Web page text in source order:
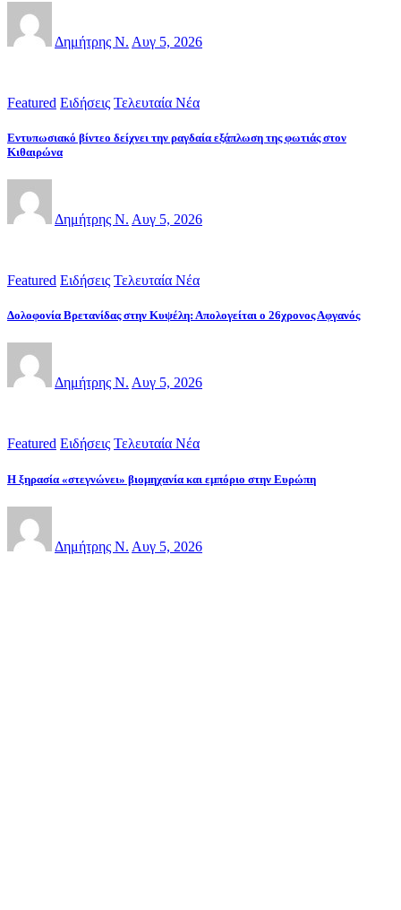
Δημήτρης Ν. Αυγ 5, 2026
Featured Ειδήσεις Τελευταία Νέα
Εντυπωσιακό βίντεο δείχνει την ραγδαία εξάπλωση της φωτιάς στον
Κιθαιρώνα
Δημήτρης Ν. Αυγ 5, 2026
Featured Ειδήσεις Τελευταία Νέα
Δολοφονία Βρετανίδας στην Κυψέλη: Απολογείται ο 26χρονος Αφγανός
Δημήτρης Ν. Αυγ 5, 2026
Featured Ειδήσεις Τελευταία Νέα
Η ξηρασία «στεγνώνει» βιομηχανία και εμπόριο στην Ευρώπη
Δημήτρης Ν. Αυγ 5, 2026